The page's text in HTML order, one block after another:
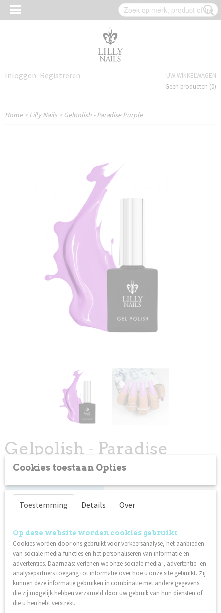
Inloggen Registreren
UW WINKELWAGEN
Geen producten (0)
Home>Lilly Nails> Gelpolish - Paradise Purple
Gelpolish - Paradise
Purple
Log in om de prijs te zien
Op voorraad
Specificaties
Productcode
96041
Netto gewicht
0,06 Kg
Omschrijving
Uithardingstijd:
40 seconden in een LED/UV-lamp
Cookies toestaan Opties
Toestemming Details Over
Op deze website worden cookies gebruikt
Cookies worden door ons gebruikt voor verkeersanalyse, het aanbieden
van sociale media-functies en het personaliseren van informatie en
advertenties. Daarnaast verlenen we onze sociale media-, advertentie- en
analysepartners toegang tot informatie over hoe u onze site gebruikt. Zij
kunnen deze informatie gebruiken in combinatie met andere gegevens
die zij mogelijk hebben verzameld door uw gebruik van hun diensten of
die u hen hebt verstrekt.